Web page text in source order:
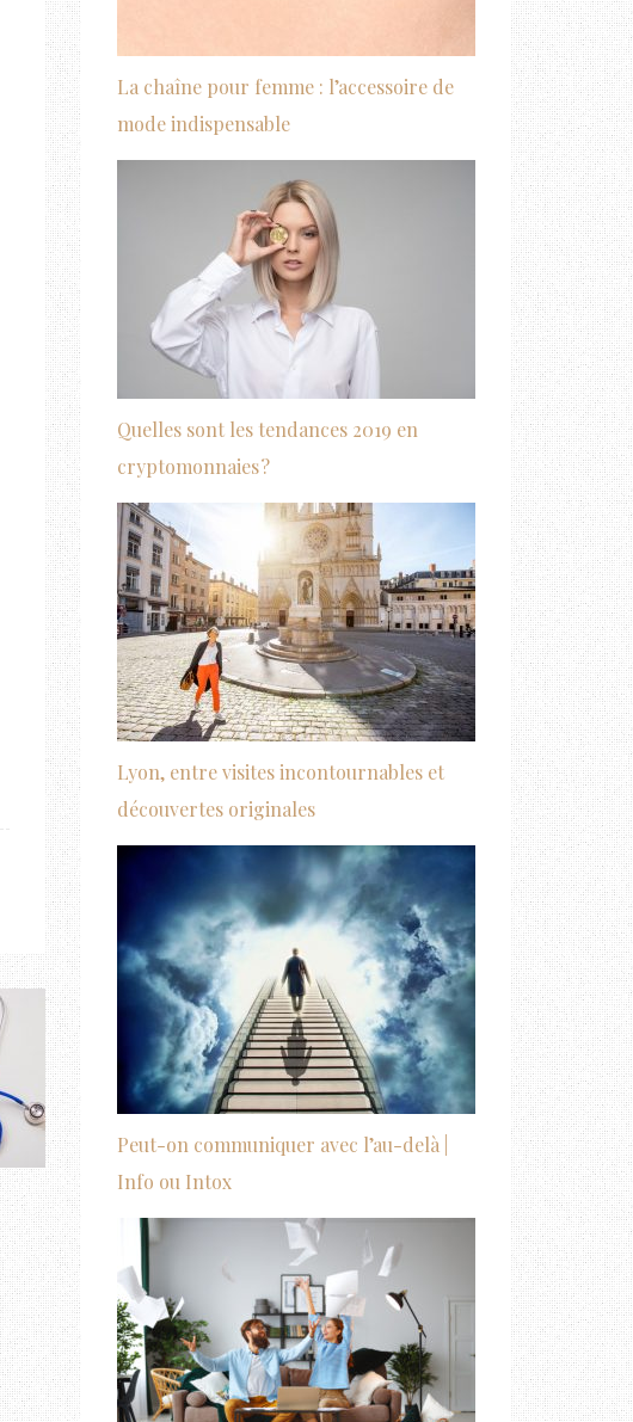
La chaîne pour femme : l’accessoire de
mode indispensable
Quelles sont les tendances 2019 en
cryptomonnaies ?
Lyon, entre visites incontournables et
découvertes originales
Peut-on communiquer avec l’au-delà |
Info ou Intox